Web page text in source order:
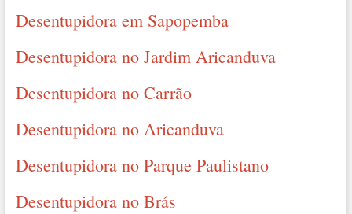
Desentupidora em Sapopemba
Desentupidora no Jardim Aricanduva
Desentupidora no Carrão
Desentupidora no Aricanduva
Desentupidora no Parque Paulistano
Desentupidora no Brás